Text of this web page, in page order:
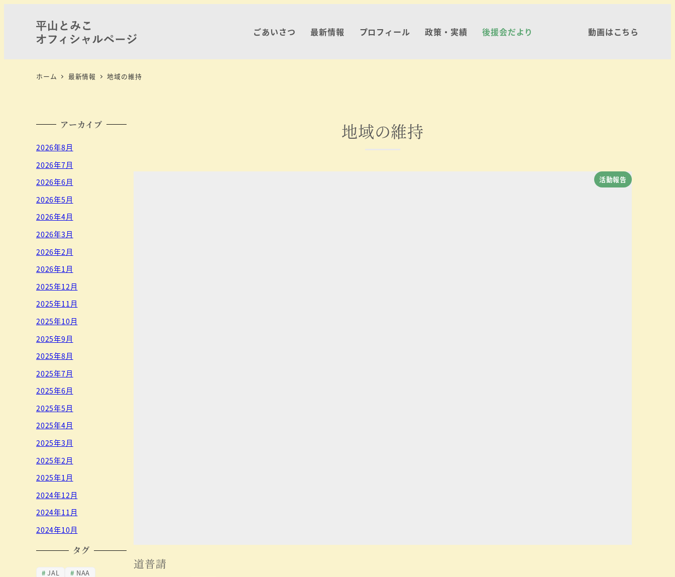
ごあいさつ 最新情報 プロフィール 政策・実績 後援会だより 動画はこちら
ホーム 最新情報 地域の維持
地域の維持
活動報告
道普請
アーカイブ
2026年8月
2026年7月
2026年6月
2026年5月
2026年4月
2026年3月
2026年2月
2026年1月
2025年12月
2025年11月
2025年10月
2025年9月
2025年8月
2025年7月
2025年6月
2025年5月
2025年4月
2025年3月
2025年2月
2025年1月
2024年12月
2024年11月
2024年10月
タグ
JAL
NAA